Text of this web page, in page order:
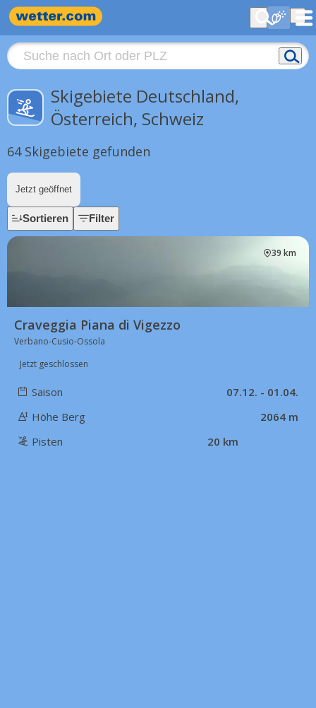
Skigebiete Deutschland,
Österreich, Schweiz
64 Skigebiete gefunden
Jetzt geöffnet
Sortieren Filter
39 km
Craveggia Piana di Vigezzo
Verbano-Cusio-Ossola
Jetzt geschlossen
Saison
07.12. - 01.04.
Höhe Berg
2064 m
Pisten
20 km